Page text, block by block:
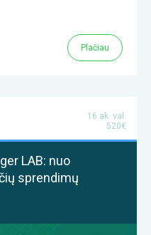
Plačiau
16 ak. val.
520€
LAB: nuo
sprendimų